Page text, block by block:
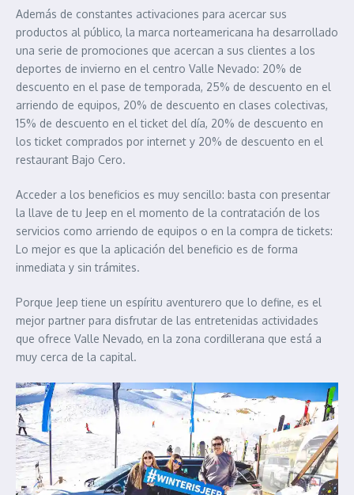
Además de constantes activaciones para acercar sus
productos al público, la marca norteamericana ha desarrollado
una serie de promociones que acercan a sus clientes a los
deportes de invierno en el centro Valle Nevado: 20% de
descuento en el pase de temporada, 25% de descuento en el
arriendo de equipos, 20% de descuento en clases colectivas,
15% de descuento en el ticket del día, 20% de descuento en
los ticket comprados por internet y 20% de descuento en el
restaurant Bajo Cero.
Acceder a los beneficios es muy sencillo: basta con presentar
la llave de tu Jeep en el momento de la contratación de los
servicios como arriendo de equipos o en la compra de tickets:
Lo mejor es que la aplicación del beneficio es de forma
inmediata y sin trámites.
Porque Jeep tiene un espíritu aventurero que lo define, es el
mejor partner para disfrutar de las entretenidas actividades
que ofrece Valle Nevado, en la zona cordillerana que está a
muy cerca de la capital.